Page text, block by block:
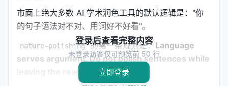
市面上绝大多数 AI 学术润色工具的默认逻辑是："你
的句子语法对不对、用词好不好看"。
nature-polishing 的第一条规则是： Language
serves argument. Do not polish sentences while
leaving the reasoning broken.
登录后查看完整内容
未登录访客仅可预览前 50 行
立即登录